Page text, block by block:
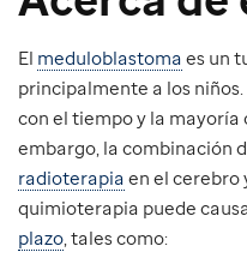
El meduloblastoma es un
principalmente a los
con el tiempo y la mayoría
embargo, la combinación
radioterapia en el cerebro
quimioterapia puede
plazo, tales como: